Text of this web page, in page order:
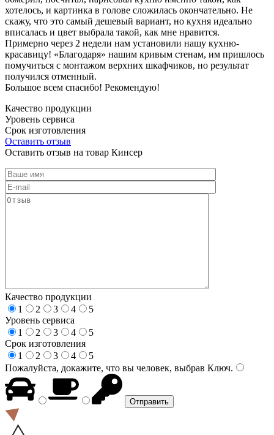
хотелось, и картинка в голове сложилась окончательно. Не
скажу, что это самый дешевый вариант, но кухня идеально
вписалась и цвет выбрала такой, как мне нравится.
Примерно через 2 недели нам установили нашу кухню-
красавицу! «Благодаря» нашим кривым стенам, им пришлось
помучиться с монтажом верхних шкафчиков, но результат
получился отменный.
Большое всем спасибо! Рекомендую!
Качество продукции
Уровень сервиса
Срок изготовления
Оставить отзыв
Оставить отзыв на товар Кинсер
Качество продукции
1
2 3 4
5
Уровень сервиса
1
2 3 4
5
Срок изготовления
1
2 3 4
5
Пожалуйста, докажите, что вы человек, выбрав Ключ.